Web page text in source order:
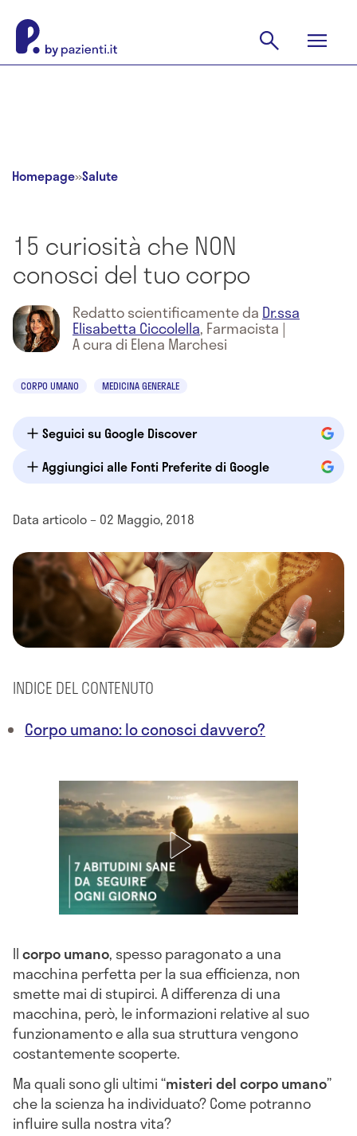
Homepage»Salute
15 curiosità che NON
conosci del tuo corpo
Redatto scientificamente da Dr.ssa
Elisabetta Ciccolella, Farmacista |
A cura di Elena Marchesi
CORPO UMANO MEDICINA GENERALE
Seguici su Google Discover
Aggiungici alle Fonti Preferite di Google
Data articolo – 02 Maggio, 2018
INDICE DEL CONTENUTO
Corpo umano: lo conosci davvero?
Ilcorpo umano, spesso paragonato a una
macchina perfetta per la sua efficienza, non
smette mai di stupirci. A differenza di una
macchina, però, le informazioni relative al suo
funzionamento e alla sua struttura vengono
costantemente scoperte.
Ma quali sono gli ultimi “misteri del corpo umano”
che la scienza ha individuato? Come potranno
influire sulla nostra vita?